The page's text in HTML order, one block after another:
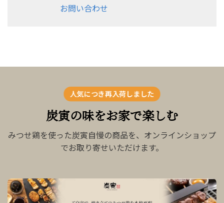
お問い合わせ
人気につき再入荷しました
炭寅の味をお家で楽しむ
みつせ鶏を使った炭寅自慢の商品を、オンラインショップ
でお取り寄せいただけます。